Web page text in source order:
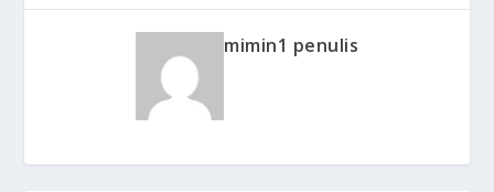
mimin1 penulis